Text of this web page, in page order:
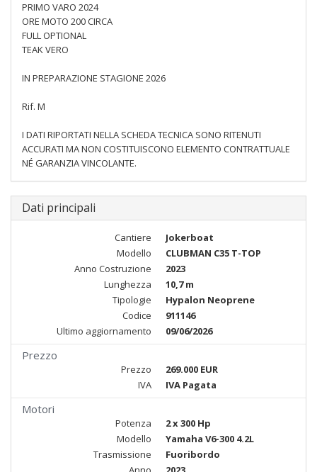
PRIMO VARO 2024
ORE MOTO 200 CIRCA
FULL OPTIONAL
TEAK VERO
IN PREPARAZIONE STAGIONE 2026
Rif. M
I DATI RIPORTATI NELLA SCHEDA TECNICA SONO RITENUTI
ACCURATI MA NON COSTITUISCONO ELEMENTO CONTRATTUALE
NÉ GARANZIA VINCOLANTE.
Dati principali
Cantiere
Jokerboat
Modello
CLUBMAN C35 T-TOP
Anno Costruzione
2023
Lunghezza
10,7 m
Tipologie
Hypalon Neoprene
Codice
911146
Ultimo aggiornamento
09/06/2026
Prezzo
Prezzo
269.000 EUR
IVA
IVA Pagata
Motori
Potenza
2 x 300 Hp
Modello
Yamaha V6-300 4.2L
Trasmissione
Fuoribordo